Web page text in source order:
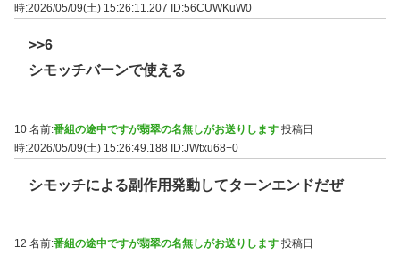
時:2026/05/09(土) 15:26:11.207
ID:56CUWKuW0
>>6
シモッチバーンで使える
10 名前:番組の途中ですが翡翠の名無しがお送りします 投稿日
時:2026/05/09(土) 15:26:49.188 ID:JWtxu68+0
シモッチによる副作用発動してターンエンドだぜ
12 名前:番組の途中ですが翡翠の名無しがお送りします 投稿日